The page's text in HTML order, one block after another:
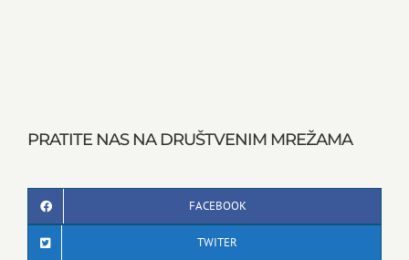
PRATITE NAS NA DRUŠTVENIM MREŽAMA
FACEBOOK
TWITER